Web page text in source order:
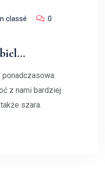
classé
0
ponadczasowa.
z nami bardziej
szara.